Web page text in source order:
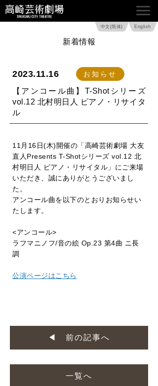
中文(简体) English
新着情報
2023.11.16 お知らせ
【アンコール曲】T-Shotシリーズ
vol.12 北村明日人 ピアノ・リサイタ
ル
11月16日(木)開催の「高崎芸術劇場 大友
直人Presents T-Shotシリーズ vol.12 北
村明日人 ピアノ・リサイタル」にご来場
いただき、誠にありがとうございまし
た。
アンコール曲を以下のとおりお知らせい
たします。
<アンコール>
ラフマニノフ/音の絵 Op.23 第4曲 ニ長
調
公演ページはこちら
◀ 前の記事へ
一覧へ